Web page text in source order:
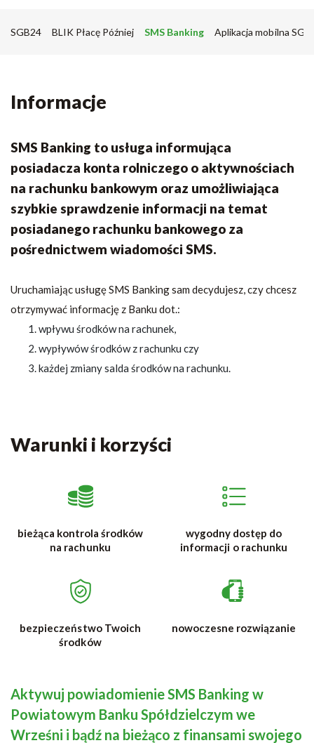
SGB24 BLIK Płacę Później SMS Banking Aplikacja mobilna
Informacje
SMS Banking to usługa informująca
posiadacza konta rolniczego o aktywnościach
na rachunku bankowym oraz umożliwiająca
szybkie sprawdzenie informacji na temat
posiadanego rachunku bankowego za
pośrednictwem wiadomości SMS.
Uruchamiając usługę SMS Banking sam decydujesz, czy chcesz
otrzymywać informację z Banku dot.:
wpływu środków na rachunek,
wypływów środków z rachunku czy
każdej zmiany salda środków na rachunku.
Warunki i korzyści
bieżąca kontrola środków
na rachunku
wygodny dostęp do
informacji o rachunku
bezpieczeństwo Twoich
środków
nowoczesne rozwiązanie
Aktywuj powiadomienie SMS Banking w
Powiatowym Banku Spółdzielczym we
Wrześni i bądź na bieżąco z finansami swojego